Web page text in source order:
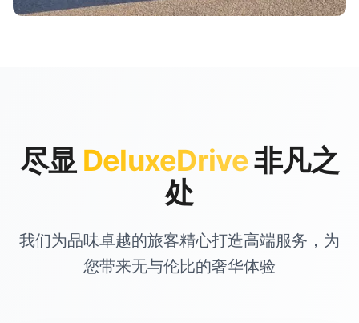
尽显 DeluxeDrive非凡之
处
我们为品味卓越的旅客精心打造高端服务，为
您带来无与伦比的奢华体验